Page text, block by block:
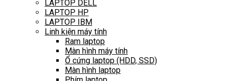
LAPTOP DELL
LAPTOP HP
LAPTOP IBM
Linh kiện máy tính
Ram laptop
Màn hình máy tính
Ổ cứng laptop (HDD, SSD)
Màn hình laptop